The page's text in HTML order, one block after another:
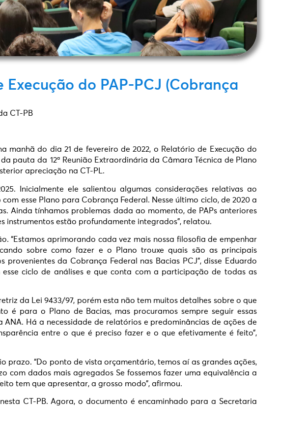
do PAP-PCJ (Cobrança
CT-PB
do dia 21 de fevereiro de 2022, o Relatório de Execução do
pauta da 12ª Reunião Extraordinária da Câmara Técnica de Plano
apreciação na CT-PL.
Inicialmente ele salientou algumas considerações relativas ao
esse Plano para Cobrança Federal. Nesse último ciclo, de 2020 a
Ainda tínhamos problemas dada ao momento, de PAPs anteriores
instrumentos estão profundamente integrados”, relatou.
“Estamos aprimorando cada vez mais nossa filosofia de empenhar
sobre como fazer e o Plano trouxe quais são as principais
da Cobrança Federal nas Bacias PCJ”, disse Eduardo
ciclo de análises e que conta com a participação de todas as
da Lei 9433/97, porém esta não tem muitos detalhes sobre o que
para o Plano de Bacias, mas procuramos sempre seguir essas
Há a necessidade de relatórios e predominâncias de ações de
entre o que é preciso fazer e o que efetivamente é feito”,
prazo. “Do ponto de vista orçamentário, temos aí as grandes ações,
com dados mais agregados Se fossemos fazer uma equivalência a
tem que apresentar, a grosso modo”, afirmou.
CT-PB. Agora, o documento é encaminhado para a Secretaria